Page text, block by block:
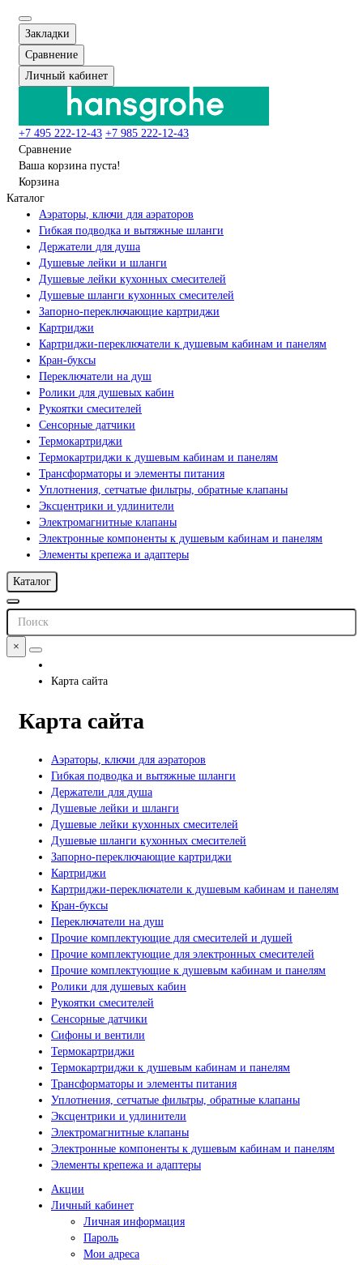
Закладки
Сравнение
Личный кабинет
+7 495 222-12-43 +7 985 222-12-43
Сравнение
Ваша корзина пуста!
Корзина
Каталог
Аэраторы, ключи для аэраторов
Гибкая подводка и вытяжные шланги
Держатели для душа
Душевые лейки и шланги
Душевые лейки кухонных смесителей
Душевые шланги кухонных смесителей
Запорно-переключающие картриджи
Картриджи
Картриджи-переключатели к душевым кабинам и панелям
Кран-буксы
Переключатели на душ
Ролики для душевых кабин
Рукоятки смесителей
Сенсорные датчики
Термокартриджи
Термокартриджи к душевым кабинам и панелям
Трансформаторы и элементы питания
Уплотнения, сетчатые фильтры, обратные клапаны
Эксцентрики и удлинители
Электромагнитные клапаны
Электронные компоненты к душевым кабинам и панелям
Элементы крепежа и адаптеры
Каталог
×
Карта сайта
Карта сайта
Аэраторы, ключи для аэраторов
Гибкая подводка и вытяжные шланги
Держатели для душа
Душевые лейки и шланги
Душевые лейки кухонных смесителей
Душевые шланги кухонных смесителей
Запорно-переключающие картриджи
Картриджи
Картриджи-переключатели к душевым кабинам и панелям
Кран-буксы
Переключатели на душ
Прочие комплектующие для смесителей и душей
Прочие комплектующие для электронных смесителей
Прочие комплектующие к душевым кабинам и панелям
Ролики для душевых кабин
Рукоятки смесителей
Сенсорные датчики
Сифоны и вентили
Термокартриджи
Термокартриджи к душевым кабинам и панелям
Трансформаторы и элементы питания
Уплотнения, сетчатые фильтры, обратные клапаны
Эксцентрики и удлинители
Электромагнитные клапаны
Электронные компоненты к душевым кабинам и панелям
Элементы крепежа и адаптеры
Акции
Личный кабинет
Личная информация
Пароль
Мои адреса